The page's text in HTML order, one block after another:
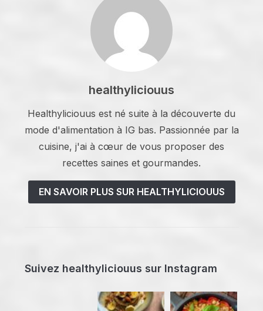
healthyliciouus
Healthyliciouus est né suite à la découverte du
mode d'alimentation à IG bas. Passionnée par la
cuisine, j'ai à cœur de vous proposer des
recettes saines et gourmandes.
EN SAVOIR PLUS SUR HEALTHYLICIOUUS
Suivez healthyliciouus sur Instagram